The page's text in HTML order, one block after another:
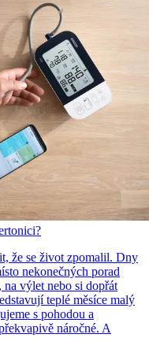
že se život zpomalil. Dny
nekonečných porad
na výlet nebo si dopřát
teplé měsíce malý
s pohodou a
náročné. A